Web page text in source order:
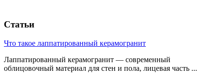
Статьи
Что такое лаппатированный керамогранит
Лаппатированный керамогранит — современный
облицовочный материал для стен и пола, лицевая часть ...